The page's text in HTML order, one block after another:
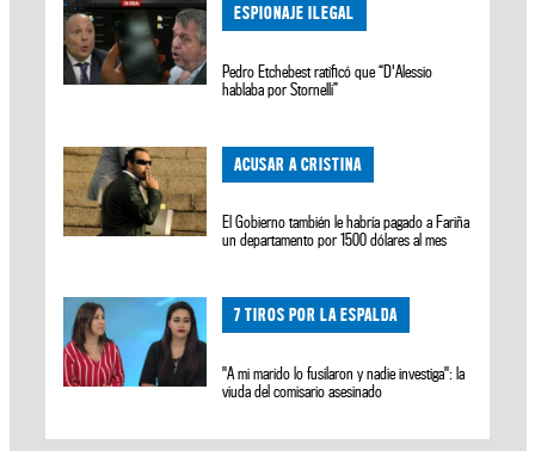
ESPIONAJE ILEGAL
Pedro Etchebest ratificó que “D'Alessio
hablaba por Stornelli”
ACUSAR A CRISTINA
El Gobierno también le habría pagado a Fariña
un departamento por 1500 dólares al mes
7 TIROS POR LA ESPALDA
"A mi marido lo fusilaron y nadie investiga": la
viuda del comisario asesinado